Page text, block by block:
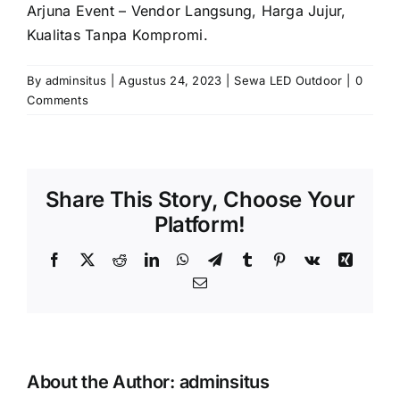
Arjuna Event – Vendor Langsung, Harga Jujur,
Kualitas Tanpa Kompromi.
By adminsitus Agustus 24, 2023 Sewa LED Outdoor
0
Comments
Share This Story, Choose Your
Platform!
Facebook
X RedditLinkedInWhatsApp
TelegramTumblr Pinterest
Vk
Xing
Email
About the Author: adminsitus